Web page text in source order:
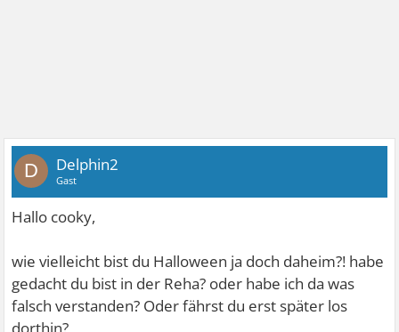
D Delphin2
Gast
Hallo cooky,
wie vielleicht bist du Halloween ja doch daheim?! habe
gedacht du bist in der Reha? oder habe ich da was
falsch verstanden? Oder fährst du erst später los
dorthin?